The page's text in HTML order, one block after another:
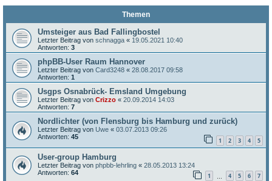
Themen
Umsteiger aus Bad Fallingbostel
Letzter Beitrag von schnagga « 19.05.2021 10:40
Antworten: 3
phpBB-User Raum Hannover
Letzter Beitrag von Card3248 « 28.08.2017 09:58
Antworten: 1
Usgps Osnabrück- Emsland Umgebung
Letzter Beitrag von Crizzo « 20.09.2014 14:03
Antworten: 7
Nordlichter (von Flensburg bis Hamburg und zurück)
Letzter Beitrag von Uwe « 03.07.2013 09:26
Antworten: 45 1 2 3 4 5
User-group Hamburg
Letzter Beitrag von phpbb-lehrling « 28.05.2013 13:24
Antworten: 64 1 4 5 6 7